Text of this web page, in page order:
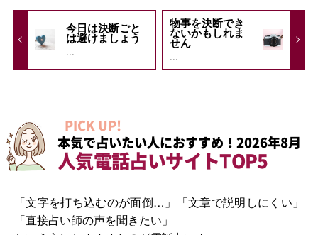
今日は決断ごと
は避けましょう
...
物事を決断でき
ないかもしれま
せん
...
PICK UP!
本気で占いたい人におすすめ！2026年8月
人気電話占いサイトTOP5
「文字を打ち込むのが面倒…」「文章で説明しにくい」
「直接占い師の声を聞きたい」